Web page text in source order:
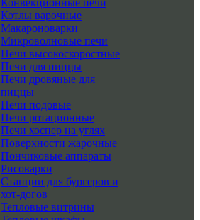
Конвекционные печи
Котлы варочные
Макароноварки
Микроволновые печи
Печи высокоскоростные
Печи для пиццы
Печи дровяные для
пиццы
Печи подовые
Печи ротационные
Печи хоспер на углях
Поверхности жарочные
Пончиковые аппараты
Рисоварки
Станции для бургеров и
хот-догов
Тепловые витрины